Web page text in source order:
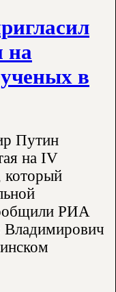
на
в
Путин
на IV
который
РИА